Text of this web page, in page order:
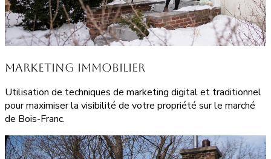
Marketing Immobilier
Utilisation de techniques de marketing digital et traditionnel
pour maximiser la visibilité de votre propriété sur le marché
de Bois-Franc.